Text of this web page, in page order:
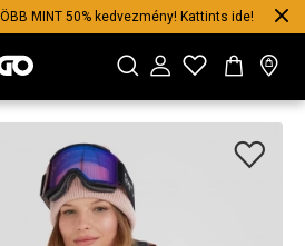
MINT 50% kedvezmény! Kattints ide!